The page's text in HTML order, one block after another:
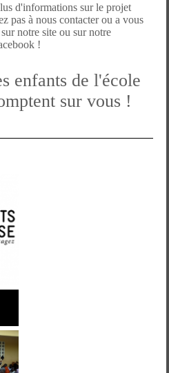
d'informations sur le projet
pas à nous contacter ou a vous
notre site ou sur notre
!
enfants de l'école
sur vous !